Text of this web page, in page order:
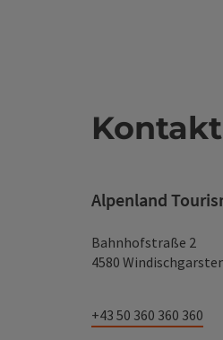
Kontakt
Alpenland
Bahnhofstraße 2
4580
+43 50 360 360 360